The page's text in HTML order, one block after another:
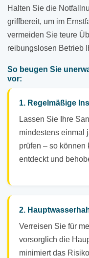
Halten Sie die
griffbereit, um im
vermeiden Sie teure
reibungslosen Betrieb
So beugen Sie
vor:
1. Regelmäßige
Lassen Sie Ihre
mindestens einmal
prüfen – so können
entdeckt und
2.
Verreisen Sie für
vorsorglich die
minimiert das